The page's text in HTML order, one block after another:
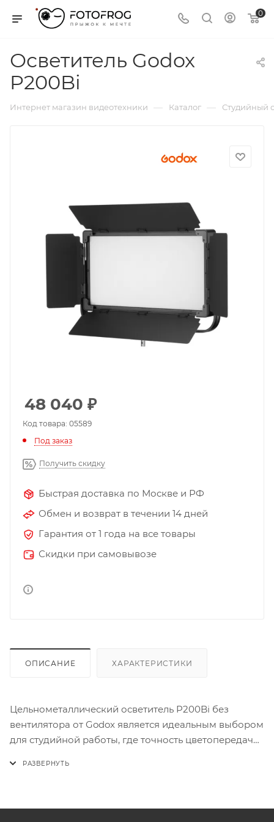
0
Осветитель Godox
P200Bi
Интернет магазин видеотехники — Каталог — Студийный
48 040 ₽
Код товара: 05589
Под заказ
Получить скидку
Быстрая доставка по Москве и РФ
Обмен и возврат в течении 14 дней
Гарантия от 1 года на все товары
Скидки при самовывозе
ОПИСАНИЕ ХАРАКТЕРИСТИКИ
Цельнометаллический осветитель P200Bi без
вентилятора от Godox является идеальным выбором
для студийной работы, где точность цветопередачи,